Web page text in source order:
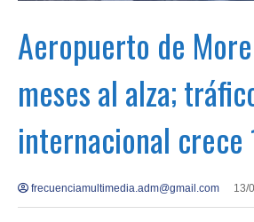
Aeropuerto de
meses al alza;
internacional crece
frecuenciamultimedia.adm@gmail.com 13/